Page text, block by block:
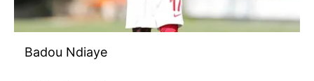
Badou Ndiaye